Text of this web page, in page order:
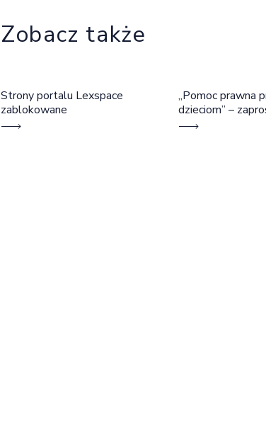
Zobacz także
Strony portalu Lexspace
zablokowane
„Pomoc prawna
dzieciom” –
szkolenie